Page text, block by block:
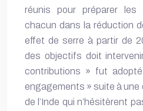
réunis pour préparer
chacun dans la réduction
effet de serre à partir de
des objectifs doit
contributions » fut
engagements » suite à une
de l’Inde qui n’hésitèrent